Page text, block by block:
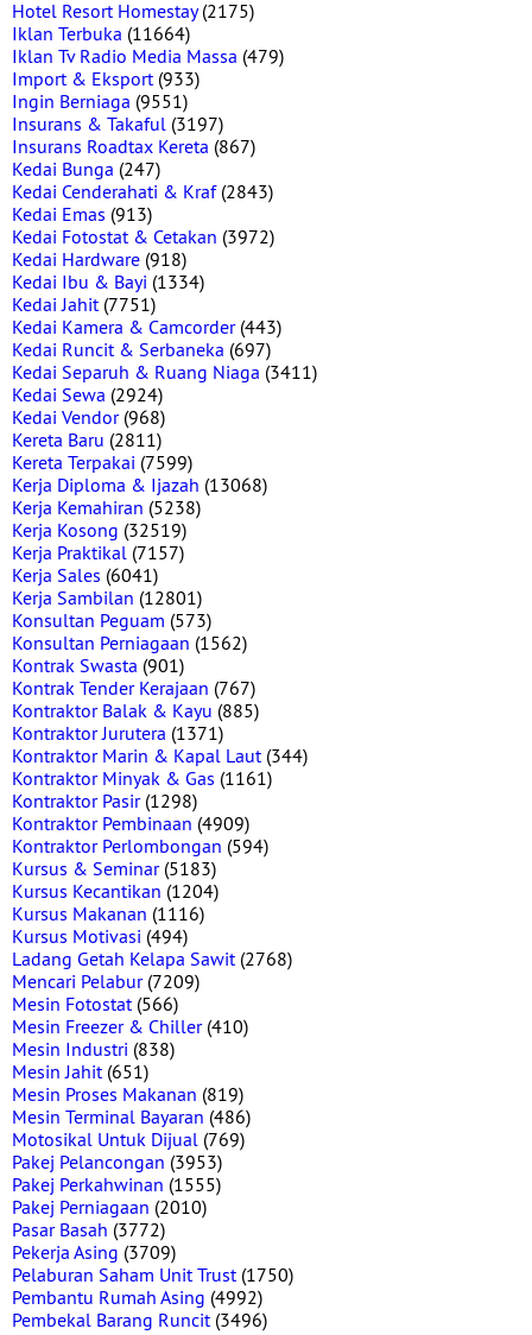
Hotel Resort Homestay(2175)
Iklan Terbuka (11664)
Iklan Tv Radio Media Massa (479)
Import & Eksport(933)
Ingin Berniaga (9551)
Insurans & Takaful (3197)
Insurans Roadtax Kereta (867)
Kedai Bunga (247)
Kedai Cenderahati & Kraf(2843)
Kedai Emas (913)
Kedai Fotostat & Cetakan (3972)
Kedai Hardware (918)
Kedai Ibu & Bayi (1334)
Kedai Jahit(7751)
Kedai Kamera & Camcorder(443)
Kedai Runcit & Serbaneka (697)
Kedai Separuh & Ruang Niaga (3411)
Kedai Sewa (2924)
Kedai Vendor(968)
Kereta Baru (2811)
Kereta Terpakai (7599)
Kerja Diploma & Ijazah (13068)
Kerja Kemahiran (5238)
Kerja Kosong (32519)
Kerja Praktikal (7157)
Kerja Sales (6041)
Kerja Sambilan (12801)
Konsultan Peguam (573)
Konsultan Perniagaan (1562)
Kontrak Swasta (901)
Kontrak Tender Kerajaan (767)
Kontraktor Balak & Kayu (885)
Kontraktor Jurutera (1371)
Kontraktor Marin & Kapal Laut(344)
Kontraktor Minyak & Gas (1161)
Kontraktor Pasir(1298)
Kontraktor Pembinaan (4909)
Kontraktor Perlombongan (594)
Kursus & Seminar(5183)
Kursus Kecantikan (1204)
Kursus Makanan (1116)
Kursus Motivasi (494)
Ladang Getah Kelapa Sawit(2768)
Mencari Pelabur(7209)
Mesin Fotostat(566)
Mesin Freezer & Chiller(410)
Mesin Industri (838)
Mesin Jahit(651)
Mesin Proses Makanan (819)
Mesin Terminal Bayaran (486)
Motosikal Untuk Dijual (769)
Pakej Pelancongan (3953)
Pakej Perkahwinan (1555)
Pakej Perniagaan (2010)
Pasar Basah (3772)
Pekerja Asing (3709)
Pelaburan Saham Unit Trust(1750)
Pembantu Rumah Asing (4992)
Pembekal Barang Runcit(3496)